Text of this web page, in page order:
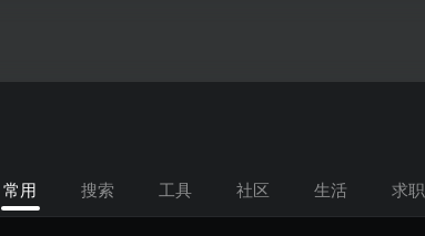
常用 搜索 工具 社区 生活 求职